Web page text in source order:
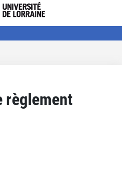
règlement